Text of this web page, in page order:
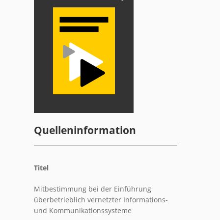
Quelleninformation
Titel
Mitbestimmung bei der Einführung
überbetrieblich vernetzter Informations-
und Kommunikationssysteme